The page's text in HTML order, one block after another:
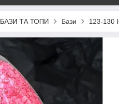
БАЗИ ТА ТОПИ Бази 123-130